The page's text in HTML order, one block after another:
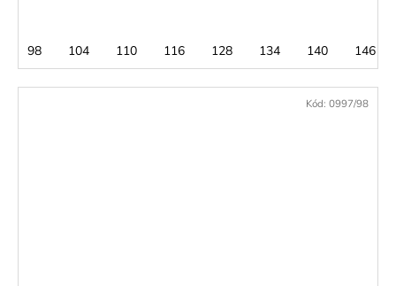
98 104 110 116 128 134 140 146
Kód: 0997/98